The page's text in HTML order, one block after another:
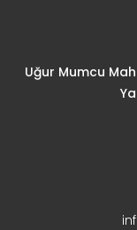
Uğur Mumcu